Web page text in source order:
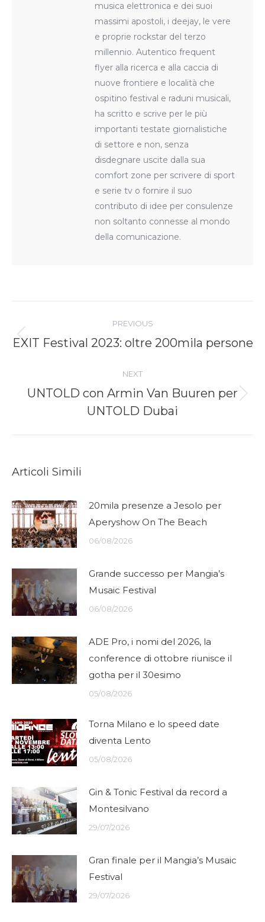
musica elettronica e dei suoi
massimi apostoli, i deejay, le vere
e proprie rockstar del terzo
millennio. Autentico frequent
flyer alla ricerca e alla caccia di
nuove frontiere e località che
ospitino festival e raduni musicali,
ha scritto e scrive per le più
importanti testate giornalistiche
di settore e non, senza
disdegnare uscite dalla sua
comfort zone per scrivere di sport
e serie tv o fornire il suo
contributo di idee per consulenze
non soltanto connesse al mondo
della comunicazione.
PREVIOUS
Previous
EXIT Festival 2023: oltre 200mila persone
NEXT
Next
post:
UNTOLD con Armin Van Buuren per
UNTOLD Dubai
Articoli Simili
20mila presenze a Jesolo per
Aperyshow On The Beach
06/08/2026
Grande successo per Mangia’s
Musaic Festival
06/08/2026
ADE Pro, i nomi del 2026, la
conference di ottobre riunisce il
gotha per il 30esimo
05/08/2026
Torna Milano e lo speed date
diventa Lento
05/08/2026
Gin & Tonic Festival da record a
Montesilvano
29/07/2026
Gran finale per il Mangia’s Musaic
Festival
29/07/2026